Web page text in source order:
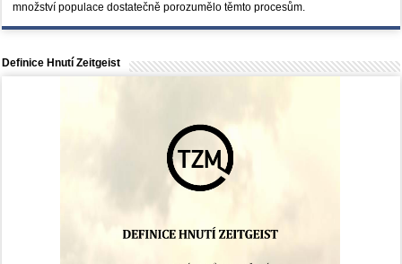
množství populace dostatečně porozumělo těmto procesům.
Definice Hnutí Zeitgeist